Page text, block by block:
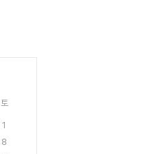
토
1
8